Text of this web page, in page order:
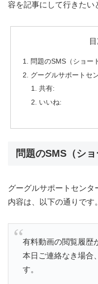
容を記事にして行きたい
問題のSMS（ショー
グーグルサポートセ
共有:
いいね:
問題のSMS（シ
グーグルサポートセン
内容は、以下の通りです。
有料動画の閲覧履歴
本日ご連絡なき場合
す。